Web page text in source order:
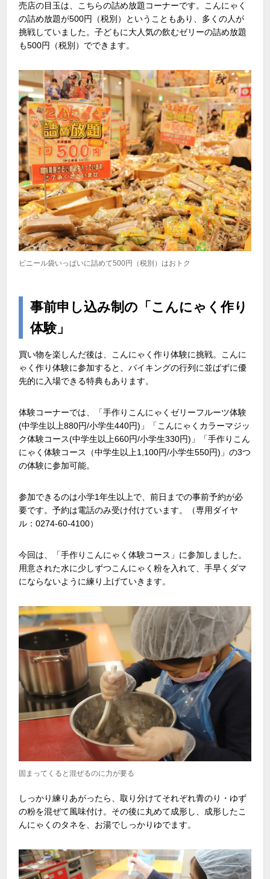
売店の目玉は、こちらの詰め放題コーナーです。こんにゃく
の詰め放題が500円（税別）ということもあり、多くの人が
挑戦していました。子どもに大人気の飲むゼリーの詰め放題
も500円（税別）でできます。
ビニール袋いっぱいに詰めて500円（税別）はおトク
事前申し込み制の「こんにゃく作り
体験」
買い物を楽しんだ後は、こんにゃく作り体験に挑戦。こんに
ゃく作り体験に参加すると、バイキングの行列に並ばずに優
先的に入場できる特典もあります。
体験コーナーでは、「手作りこんにゃくゼリーフルーツ体験
(中学生以上880円/小学生440円)」「こんにゃくカラーマジッ
ク体験コース(中学生以上660円/小学生330円)」「手作りこん
にゃく体験コース（中学生以上1,100円/小学生550円)」の3つ
の体験に参加可能。
参加できるのは小学1年生以上で、前日までの事前予約が必
要です。予約は電話のみ受け付けています。（専用ダイヤ
ル：0274-60-4100）
今回は、「手作りこんにゃく体験コース」に参加しました。
用意された水に少しずつこんにゃく粉を入れて、手早くダマ
にならないように練り上げていきます。
固まってくると混ぜるのに力が要る
しっかり練りあがったら、取り分けてそれぞれ青のり・ゆず
の粉を混ぜて風味付け。その後に丸めて成形し、成形したこ
んにゃくのタネを、お湯でしっかりゆでます。